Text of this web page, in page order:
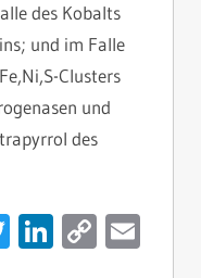
des Kobalts
und im Falle
Clusters
und
des
Twitter
LinkedIn
Copy